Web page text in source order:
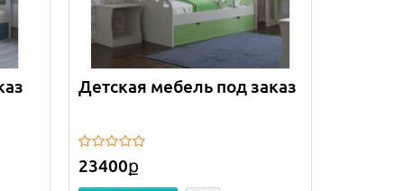
Детская мебель под заказ
23400ք